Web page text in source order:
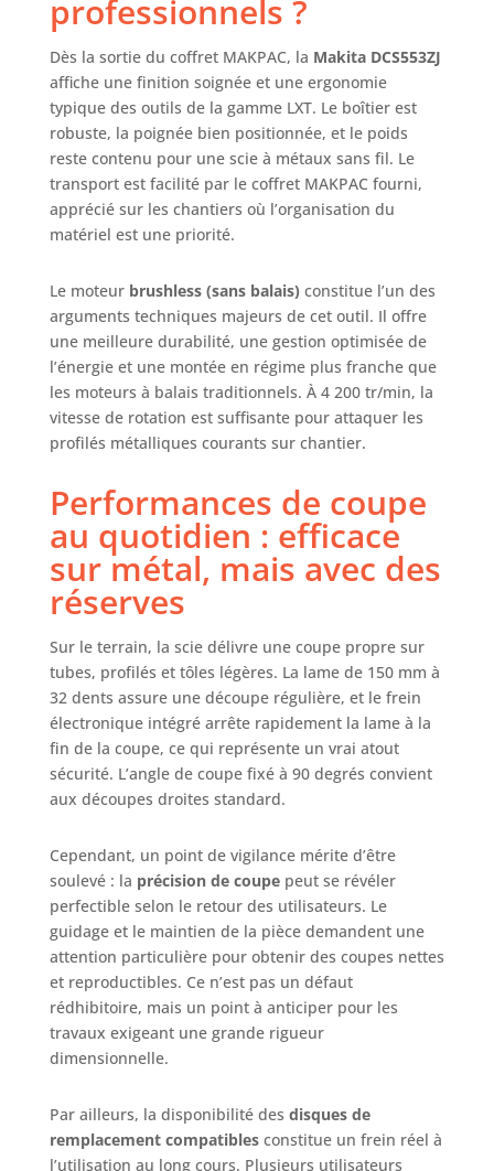
professionnels ?
Dès la sortie du coffret MAKPAC, la Makita DCS553ZJ
affiche une finition soignée et une ergonomie
typique des outils de la gamme LXT. Le boîtier est
robuste, la poignée bien positionnée, et le poids
reste contenu pour une scie à métaux sans fil. Le
transport est facilité par le coffret MAKPAC fourni,
apprécié sur les chantiers où l’organisation du
matériel est une priorité.
Le moteur brushless (sans balais) constitue l’un des
arguments techniques majeurs de cet outil. Il offre
une meilleure durabilité, une gestion optimisée de
l’énergie et une montée en régime plus franche que
les moteurs à balais traditionnels. À 4 200 tr/min, la
vitesse de rotation est suffisante pour attaquer les
profilés métalliques courants sur chantier.
Performances de coupe
au quotidien : efficace
sur métal, mais avec des
réserves
Sur le terrain, la scie délivre une coupe propre sur
tubes, profilés et tôles légères. La lame de 150 mm à
32 dents assure une découpe régulière, et le frein
électronique intégré arrête rapidement la lame à la
fin de la coupe, ce qui représente un vrai atout
sécurité. L’angle de coupe fixé à 90 degrés convient
aux découpes droites standard.
Cependant, un point de vigilance mérite d’être
soulevé : la précision de coupepeut se révéler
perfectible selon le retour des utilisateurs. Le
guidage et le maintien de la pièce demandent une
attention particulière pour obtenir des coupes nettes
et reproductibles. Ce n’est pas un défaut
rédhibitoire, mais un point à anticiper pour les
travaux exigeant une grande rigueur
dimensionnelle.
Par ailleurs, la disponibilité des disques de
remplacement compatiblesconstitue un frein réel à
l’utilisation au long cours. Plusieurs utilisateurs